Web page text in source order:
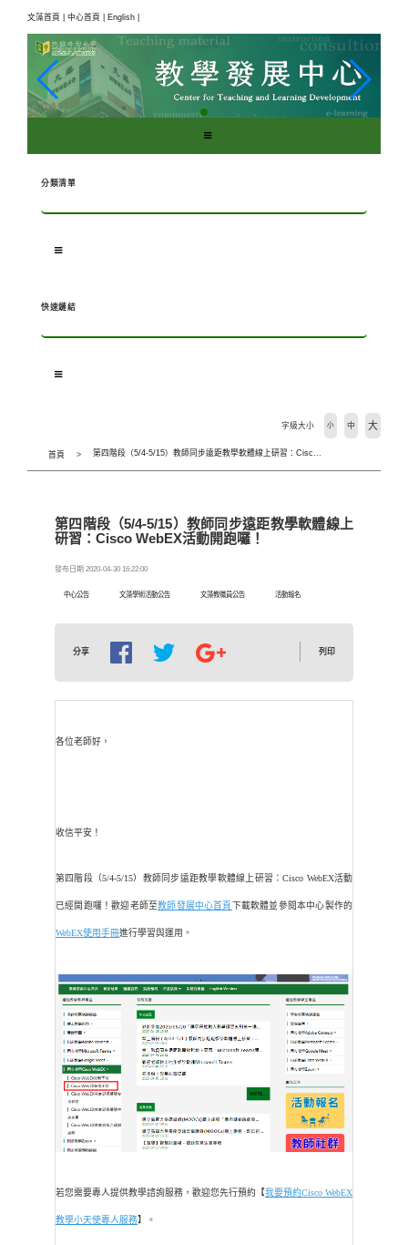
文藻首頁 | 中心首頁 | English |
分類清單
快速鏈結
首頁 第四階段（5/4-5/15）教師同步遠距教學軟體線上研習：Cisco WebEX活動開跑囉！
字級大小 小 中 大
第四階段（5/4-5/15）教師同步遠距教學軟體線上
研習：Cisco WebEX活動開跑囉！
發布日期 2020-04-30 16:22:00
中心公告 文藻學術活動公告 文藻教職員公告 活動報名
分享 列印
各位老師好，
收信平安！
第四階段（5/4-5/15）教師同步遠距教學軟體線上研習：Cisco WebEX活動
已經開跑囉！歡迎老師至教師發展中心首頁下載軟體並參閱本中心製作的
WebEX使用手冊進行學習與運用。
若您需要專人提供教學諮詢服務，歡迎您先行預約【我要預約Cisco WebEX
教學小天使專人服務】。